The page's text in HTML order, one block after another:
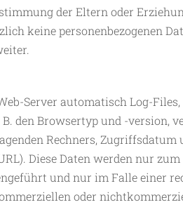
der Eltern oder
keine personenbezogenen
Server automatisch Log-
den Browsertyp und -version,
Rechners,
Diese Daten werden nur
und nur im Falle einer
oder